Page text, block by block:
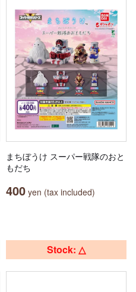
まちぼうけ スーパー戦隊のおと
もだち
400 yen (tax included)
Stock: △